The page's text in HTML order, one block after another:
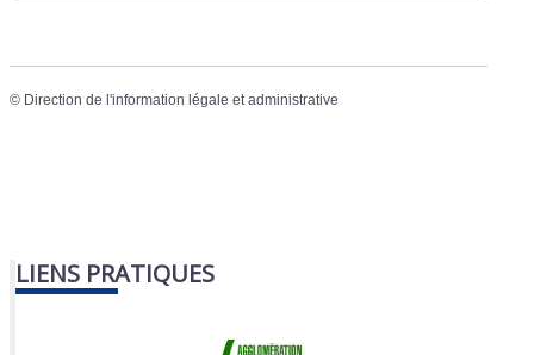
© Direction de l'information légale et administrative
LIENS PRATIQUES